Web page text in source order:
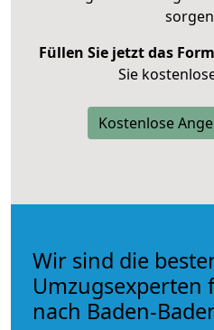
Füllen Sie jetzt das
Sie
Kostenlose
Wir sind die
Umzugsexperten
nach Baden-